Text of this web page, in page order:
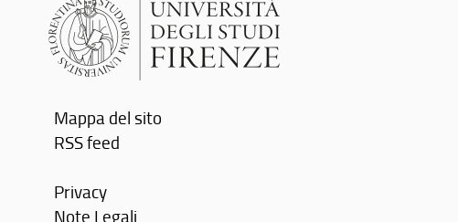
Mappa del sito
RSS feed
Privacy
Note Legali